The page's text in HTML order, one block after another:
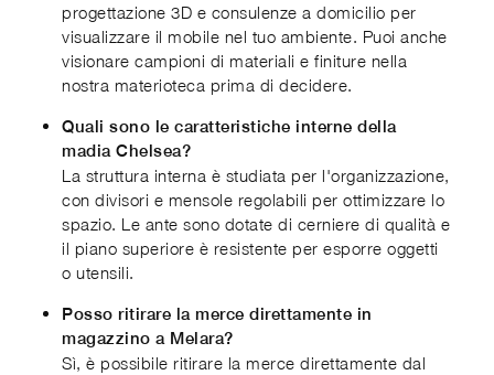
progettazione 3D e consulenze a domicilio per
visualizzare il mobile nel tuo ambiente. Puoi anche
visionare campioni di materiali e finiture nella
nostra materioteca prima di decidere.
Quali sono le caratteristiche interne della
madia Chelsea?
La struttura interna è studiata per l'organizzazione,
con divisori e mensole regolabili per ottimizzare lo
spazio. Le ante sono dotate di cerniere di qualità e
il piano superiore è resistente per esporre oggetti
o utensili.
Posso ritirare la merce direttamente in
magazzino a Melara?
Sì, è possibile ritirare la merce direttamente dal